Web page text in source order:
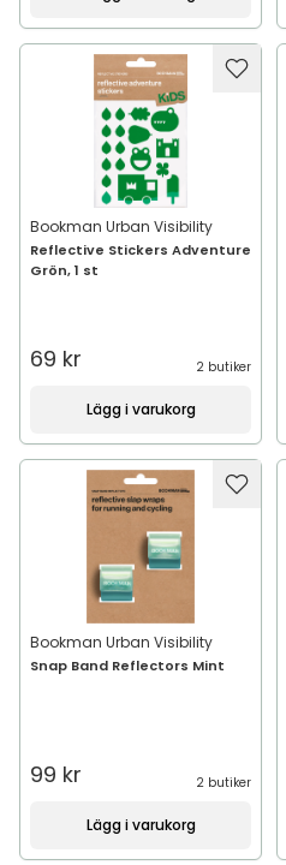
Bookman Urban Visibility
Reflective Stickers Adventure
Grön, 1 st
69 kr 2 butiker
Lägg i varukorg
Bookman Urban Visibility
Snap Band Reflectors Mint
99 kr 2 butiker
Lägg i varukorg